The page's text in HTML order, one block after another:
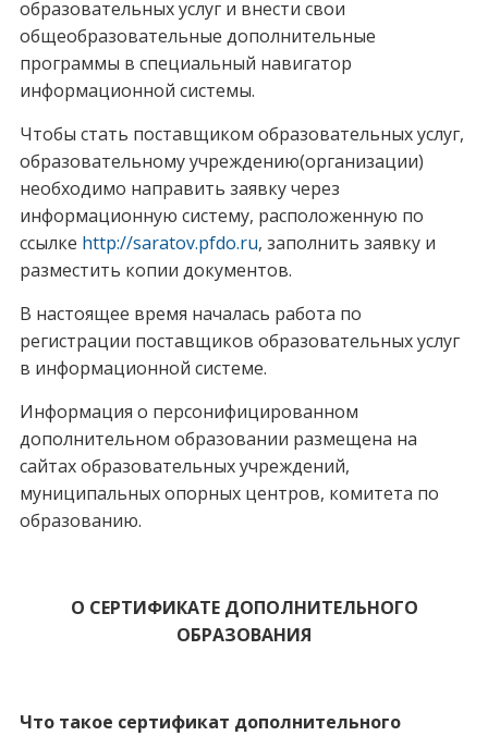
образовательных услуг и внести свои
общеобразовательные дополнительные
программы в специальный навигатор
информационной системы.
Чтобы стать поставщиком образовательных услуг,
образовательному учреждению(организации)
необходимо направить заявку через
информационную систему, расположенную по
ссылке http://saratov.pfdo.ru, заполнить заявку и
разместить копии документов.
В настоящее время началась работа по
регистрации поставщиков образовательных услуг
в информационной системе.
Информация о персонифицированном
дополнительном образовании размещена на
сайтах образовательных учреждений,
муниципальных опорных центров, комитета по
образованию.
О СЕРТИФИКАТЕ ДОПОЛНИТЕЛЬНОГО
ОБРАЗОВАНИЯ
Что такое сертификат дополнительного